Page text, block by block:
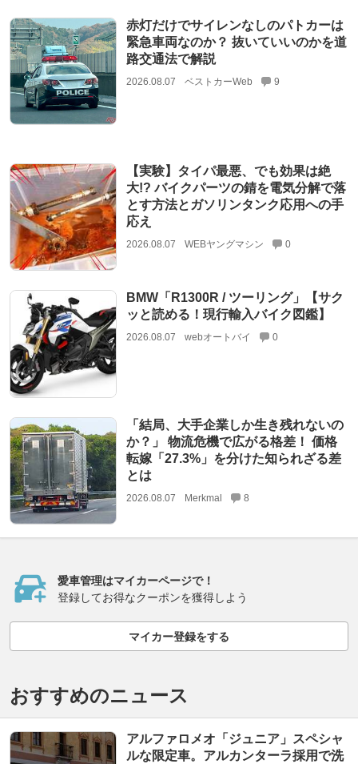
赤灯だけでサイレンなしのパトカーは
緊急車両なのか？ 抜いていいのかを道
路交通法で解説
2026.08.07 ベストカーWeb 9
【実験】タイパ最悪、でも効果は絶
大!? バイクパーツの錆を電気分解で落
とす方法とガソリンタンク応用への手
応え
2026.08.07 WEBヤングマシン 0
BMW「R1300R / ツーリング」【サク
ッと読める！現行輸入バイク図鑑】
2026.08.07 webオートバイ 0
「結局、大手企業しか生き残れないの
か？」 物流危機で広がる格差！ 価格
転嫁「27.3%」を分けた知られざる差
とは
2026.08.07 Merkmal 8
愛車管理はマイカーページで！
登録してお得なクーポンを獲得しよう
マイカー登録をする
おすすめのニュース
アルファロメオ「ジュニア」スペシャ
ルな限定車。アルカンターラ採用で洗